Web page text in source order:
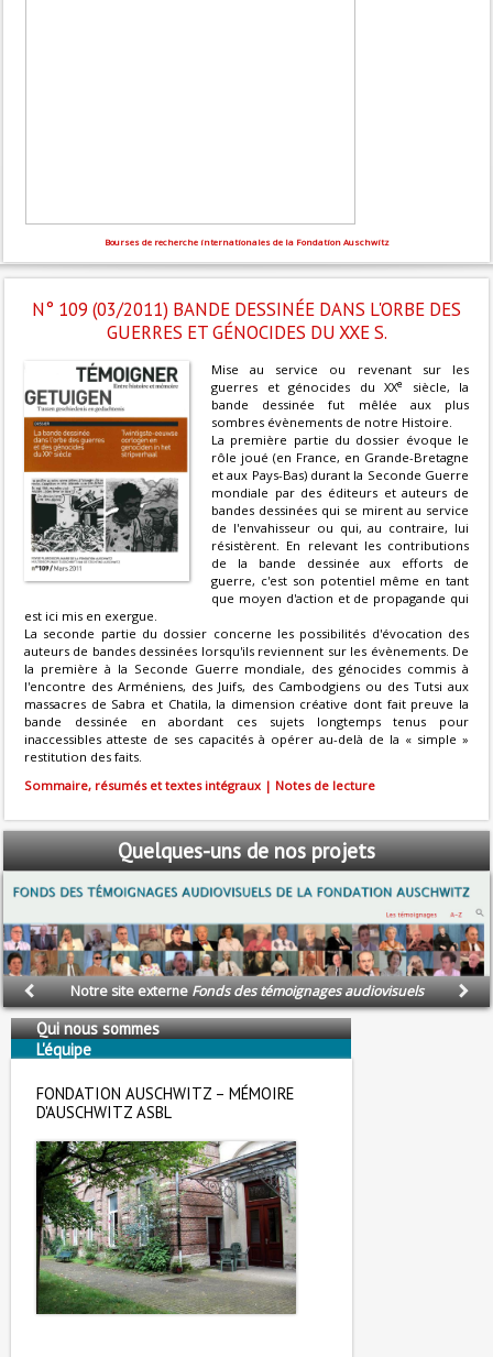
Bourses de recherche internationales de la Fondation Auschwitz
N° 109 (03/2011) BANDE DESSINÉE DANS L'ORBE DES
GUERRES ET GÉNOCIDES DU XXE S.
Mise au service ou revenant sur les
guerres et génocides du XXe
siècle, la
bande dessinée fut mêlée aux plus
sombres évènements de notre Histoire.
La première partie du dossier évoque le
rôle joué (en France, en Grande-Bretagne
et aux Pays-Bas) durant la Seconde Guerre
mondiale par des éditeurs et auteurs de
bandes dessinées qui se mirent au service
de l'envahisseur ou qui, au contraire, lui
résistèrent. En relevant les contributions
de la bande dessinée aux efforts de
guerre, c'est son potentiel même en tant
que moyen d'action et de propagande qui
est ici mis en exergue.
La seconde partie du dossier concerne les possibilités d'évocation des
auteurs de bandes dessinées lorsqu'ils reviennent sur les évènements. De
la première à la Seconde Guerre mondiale, des génocides commis à
l'encontre des Arméniens, des Juifs, des Cambodgiens ou des Tutsi aux
massacres de Sabra et Chatila, la dimension créative dont fait preuve la
bande dessinée en abordant ces sujets longtemps tenus pour
inaccessibles atteste de ses capacités à opérer au-delà de la « simple »
restitution des faits.
Sommaire, résumés et textes intégraux | Notes de lecture
Quelques-unsde nos projets
Notre site externeFonds des témoignages audiovisuels
Qui nous sommes
L'équipe
FONDATION AUSCHWITZ – MÉMOIRE
D'AUSCHWITZ ASBL